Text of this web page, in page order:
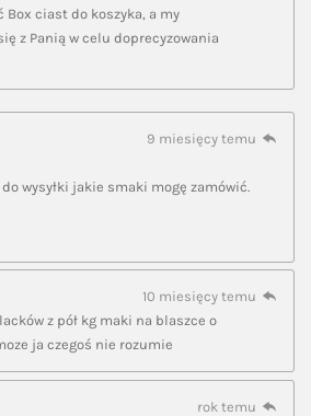
Box ciast do koszyka, a my
z Panią w celu doprecyzowania
9 miesięcy temu
wysyłki jakie smaki mogę zamówić.
10 miesięcy temu
z pół kg maki na blaszce o
ja czegoś nie rozumie
rok temu